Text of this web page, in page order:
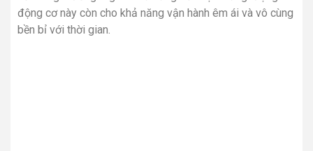
động cơ này còn cho khả năng vận hành êm ái và vô cùng
bền bỉ với thời gian.